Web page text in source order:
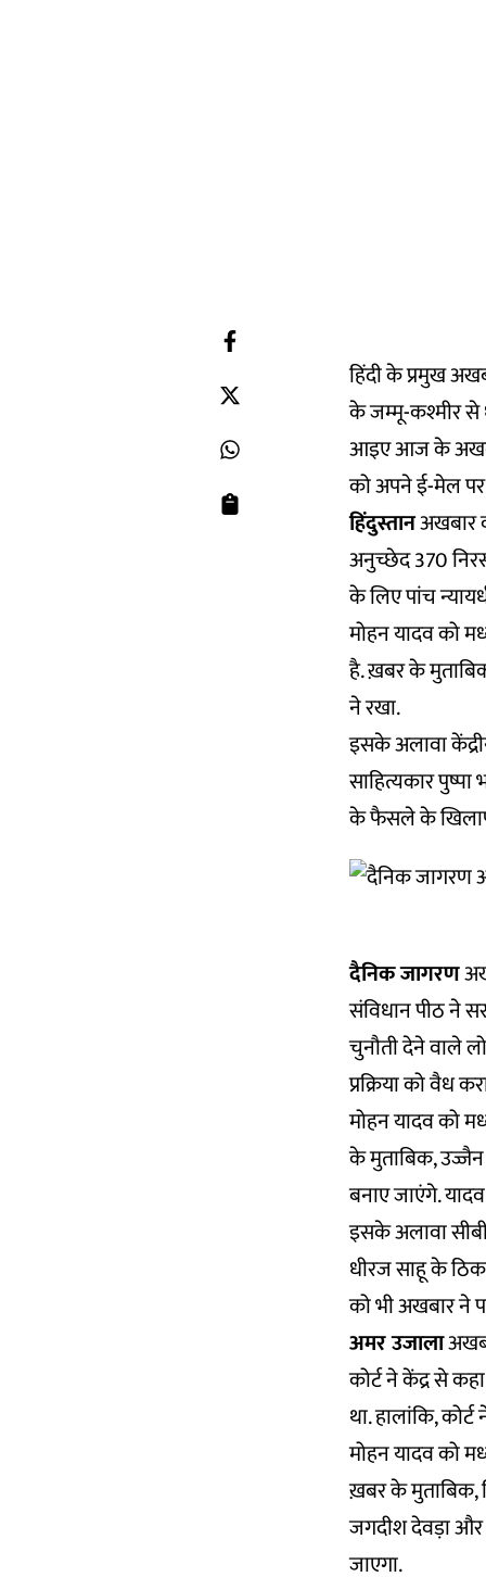
हिंदी के प्रमुख
के जम्मू-कश्मीर से
आइए आज के
को अपने ई-मेल पर
हिंदुस्तानअखबार
अनुच्छेद 370
के लिए पांच
मोहन यादव को
है. ख़बर के
ने रखा.
इसके अलावा
साहित्यकार
के फैसले के खिलाफ
दैनिक जागरण
संविधान पीठ ने
चुनौती देने वाले
प्रक्रिया को वैध
मोहन यादव को
के मुताबिक, उज्जैन
बनाए जाएंगे.
इसके अलावा
धीरज साहू के
को भी अखबार ने
अमर उजाला
कोर्ट ने केंद्र से
था. हालांकि,
मोहन यादव को
ख़बर के मुताबिक,
जगदीश देवड़ा और
जाएगा.